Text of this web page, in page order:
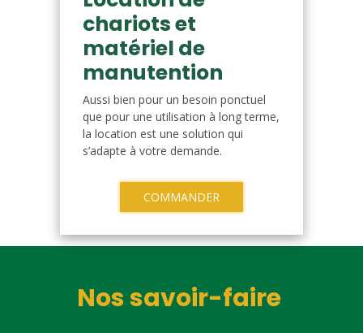
chariots et
matériel de
manutention
Aussi bien pour un besoin ponctuel
que pour une utilisation à long terme,
la location est une solution qui
s’adapte à votre demande.
COMMANDER
Nos savoir-faire